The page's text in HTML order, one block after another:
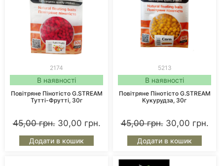
2174
В наявності
Повітряне Пінотісто G.STREAM
Тутті-Фрутті, 30г
45,00грн. 30,00 грн.
Додати в кошик
5213
В наявності
Повітряне Пінотісто G.STREAM
Кукурудза, 30г
45,00грн. 30,00 грн.
Додати в кошик